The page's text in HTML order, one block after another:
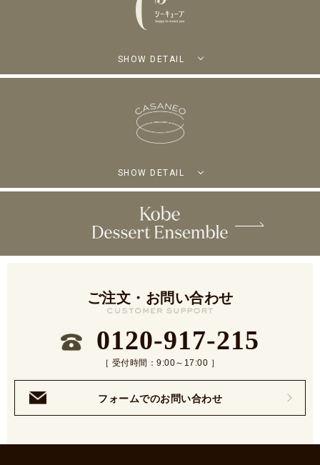
SHOW DETAIL
SHOW DETAIL
ご注文・お問い合わせ
0120-917-215
［ 受付時間：9:00～17:00 ］
フォームでのお問い合わせ